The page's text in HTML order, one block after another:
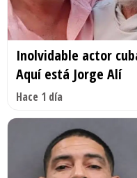
Inolvidable actor
Aquí está Jorge Alí
Hace 1 día